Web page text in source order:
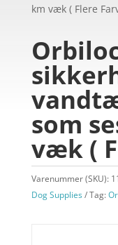
km væk ( Flere
som
væk (
Varenummer (SKU):
Dog Supplies
Tag: